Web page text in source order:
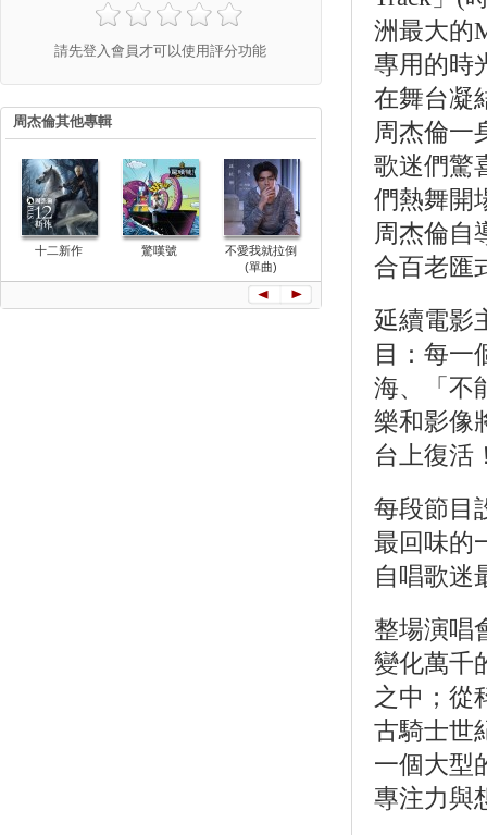
請先登入會員才可以使用評分功能
周杰倫其他專輯
十二新作 驚嘆號
不愛我就拉倒
(單曲)
等你下課(
曲-與楊瑞
洲最大的
專用的時
在舞台凝
周杰倫一
歌迷們驚
們熱舞開
周杰倫自
合百老匯
延續電影
目：每一
海、「不
樂和影像
台上復活
每段節目
最回味的
自唱歌迷
整場演唱
變化萬千
之中；從
古騎士世
一個大型
專注力與